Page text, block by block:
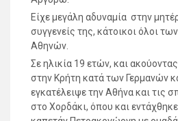
Είχε μεγάλη αδυναμία στην
συγγενείς της, κάτοικοι όλοι
Αθηνών.
Σε ηλικία 19 ετών, και
στην Κρήτη κατά των Γερμανών
εγκατέλειψε την Αθήνα και τις
στο Χορδάκι, όπου και